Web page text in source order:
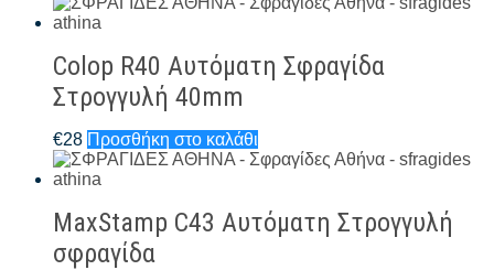
Colop R40 Αυτόματη Σφραγίδα
Στρογγυλή 40mm
€28 Προσθήκη στο καλάθι
MaxStamp C43 Αυτόματη Στρογγυλή
σφραγίδα